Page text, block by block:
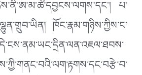
པ་
ཁོང་རྣམ་གཉིས་ཀྱིས་ང་